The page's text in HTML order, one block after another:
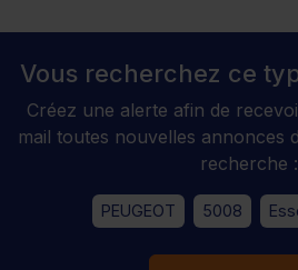
Vous recherchez ce
Créez une alerte afin de
mail toutes nouvelles annonces
recherche :
PEUGEOT 5008